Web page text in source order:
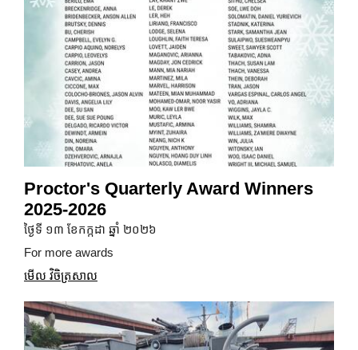
Proctor's Quarterly Award Winners
2025-2026
ថ្ងៃទី ១៣ ខែកក្កដា ឆ្នាំ ២០២៦
For more awards
មើល វិចិត្រសាល